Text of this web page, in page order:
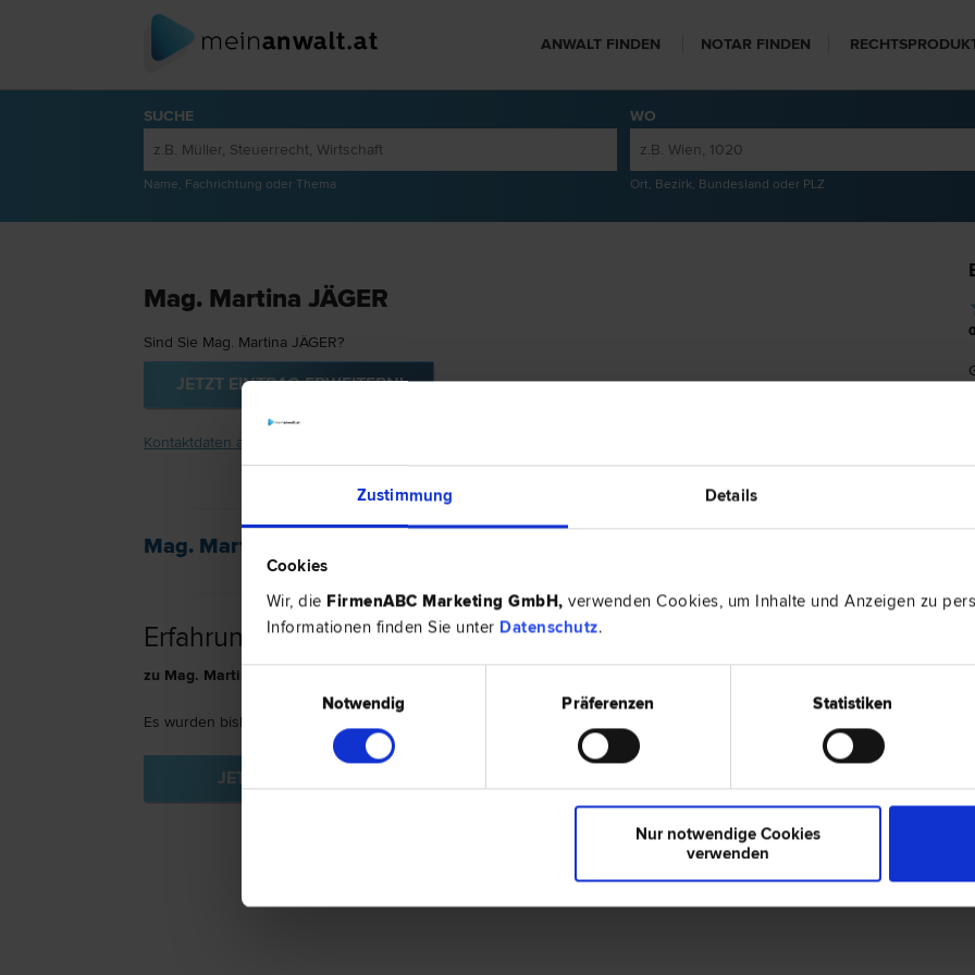
Zustimmung Details
Cookies
Wir, die FirmenABC Marketing GmbH, verwenden Cookies, um Inhalte und Anzeigen zu
Informationen finden Sie unter Datenschutz.
Notwendig
Präferenzen Statistiken
Nur notwendige Cookies
verwenden
ANWALT FINDEN NOTAR FINDEN
SUCHE
Name, Fachrichtung oder Thema
WO
Ort, Bezirk, Bundesland oder PLZ
Mag. Martina JÄGER
Sind Sie Mag. Martina JÄGER?
JETZT EINTRAG ERWEITERN!
Kontaktdaten anzeigen
0
Mag. Martina JÄGER ist spezialisiert auf
0 Bewertungen
Erfahrungsberichte
zu Mag. Martina JÄGER in 6600 Reutte
Es wurden bislang keine Bewertungen vorgenommen.
JETZT BEWERTEN